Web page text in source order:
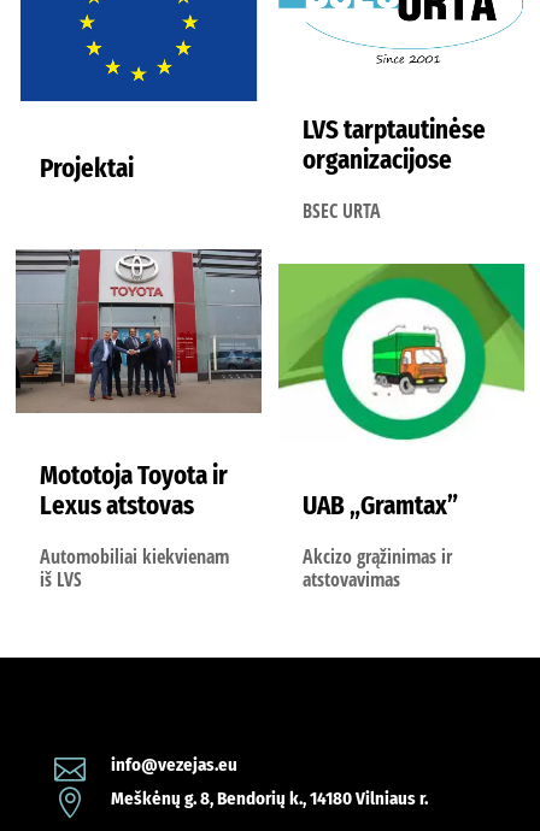
Projektai
LVS tarptautinėse
organizacijose
BSEC URTA
Mototoja Toyota ir
Lexus atstovas
Automobiliai kiekvienam
iš LVS
UAB „Gramtax”
Akcizo grąžinimas ir
atstovavimas
 info@vezejas.eu
 Meškėnų g. 8, Bendorių k., 14180 Vilniaus r.